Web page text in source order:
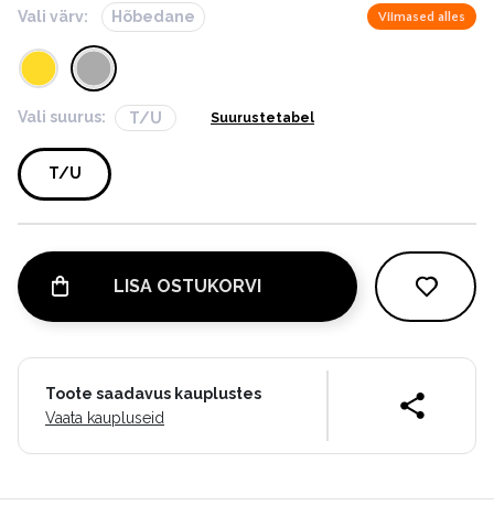
Vali värv: Hõbedane Viimased alles
Vali suurus: T/U Suurustetabel
T/U
LISA OSTUKORVI
Toote saadavus kauplustes
Vaata kaupluseid